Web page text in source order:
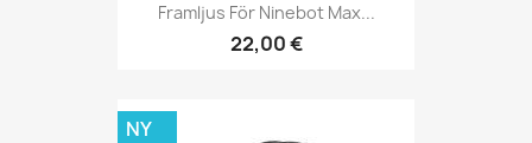
Framljus För Ninebot Max...
22,00 €
NY